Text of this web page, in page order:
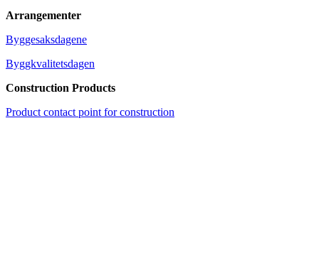
Arrangementer
Byggesaksdagene
Byggkvalitetsdagen
Construction Products
Product contact point for construction